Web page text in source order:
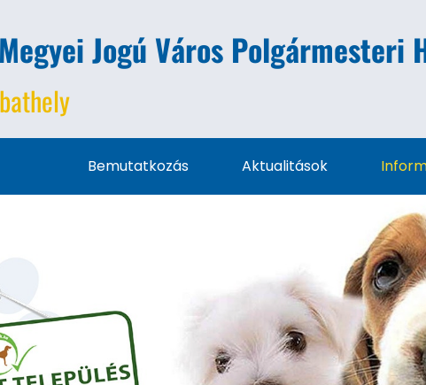
Jogú Város Polgármesteri
Bemutatkozás Aktualitások